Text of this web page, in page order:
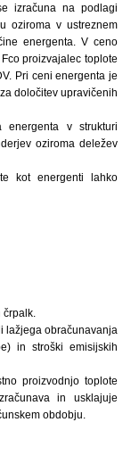
izračuna na podlagi
oziroma v ustreznem
energenta. V ceno
proizvajalec toplote
Pri ceni energenta je
določitev upravičenih
energenta v strukturi
oziroma deležev
kot energenti lahko
lažjega obračunavanja
in stroški emisijskih
proizvodnjo toplote
in usklajuje
obdobju.